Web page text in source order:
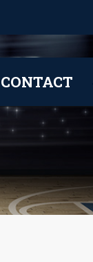
CONTACT